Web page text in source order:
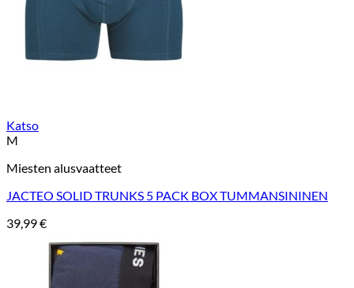
Katso
M
Miesten alusvaatteet
JACTEO SOLID TRUNKS 5 PACK BOX TUMMANSININEN
39,99€